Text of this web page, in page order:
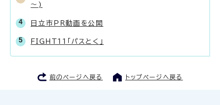
～)
日立市PR動画を公開
FIGHT11「パスとく」
前のページへ戻る トップページへ戻る